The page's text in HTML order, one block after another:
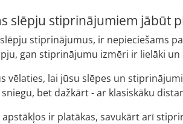
slēpju stiprinājumiem jābūt
stiprinājumus, ir nepieciešams
gan stiprinājumu izmēri ir lielāki un
vēlaties, lai jūsu slēpes un
bet dažkārt - ar klasiskāku
ir platākas, savukārt arī